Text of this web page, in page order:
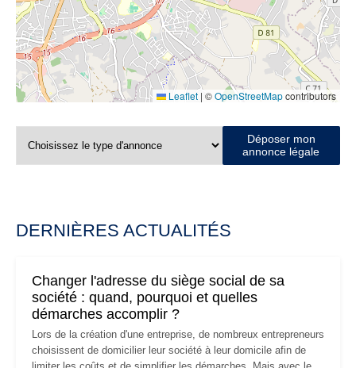
Leaflet | ©OpenStreetMapcontributors
Déposer mon
annonce légale
DERNIÈRES ACTUALITÉS
Changer l'adresse du siège social de sa
société : quand, pourquoi et quelles
démarches accomplir ?
Lors de la création d'une entreprise, de nombreux entrepreneurs
choisissent de domicilier leur société à leur domicile afin de